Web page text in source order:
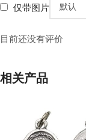
仅带图片
目前还没有评价
相关产品